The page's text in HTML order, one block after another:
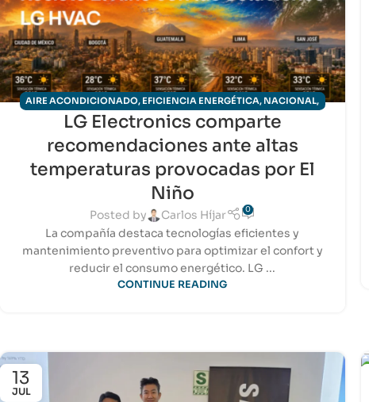
AIRE ACONDICIONADO, EFICIENCIA ENERGÉTICA, NACIONAL,
NOTICIAS HVAC-R
LG Electronics comparte
recomendaciones ante altas
temperaturas provocadas por El
Niño
Posted by Carlos Híjar 0
La compañía destaca tecnologías eficientes y
mantenimiento preventivo para optimizar el confort y
reducir el consumo energético. LG ...
CONTINUE READING
13
JUL